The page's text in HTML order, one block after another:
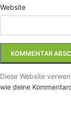
Website
Diese Website
wie deine